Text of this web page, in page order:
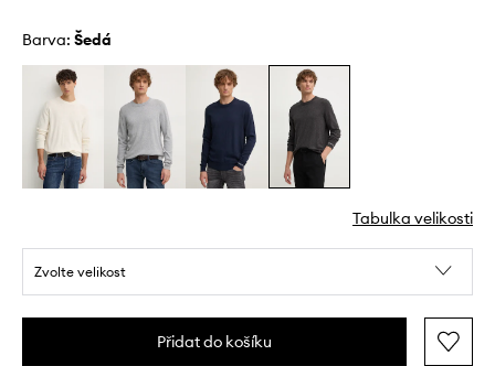
Barva: šedá
Tabulka velikosti
Zvolte velikost
Přidat do košíku